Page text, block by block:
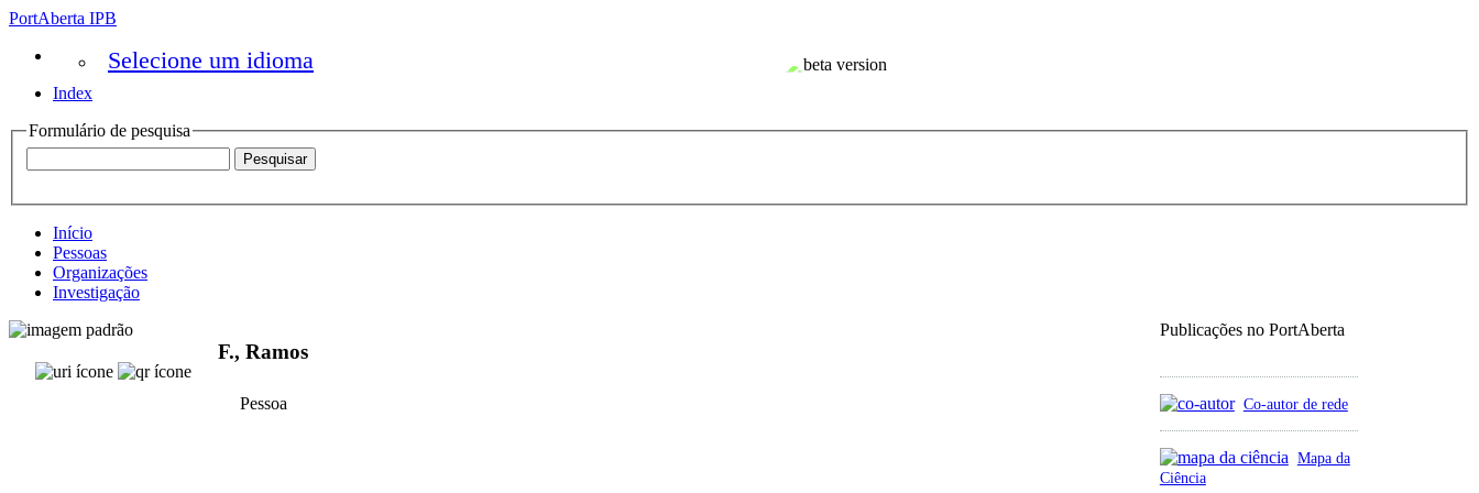
PortAberta IPB
Selecione um idioma
Index
Formulário de pesquisa
Início
Pessoas
Organizações
Investigação
Publicações no PortAberta
Co-autor de rede
Mapa da
Ciência
F., Ramos
Pessoa